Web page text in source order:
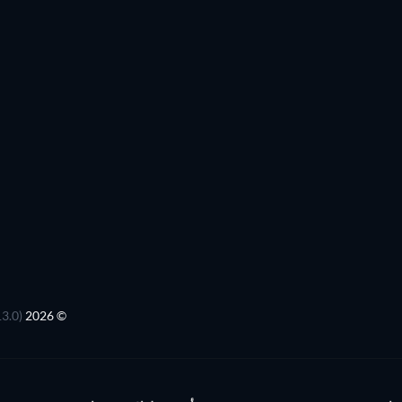
© 2026 JustWatch (3.13.0) جميع المحتويات